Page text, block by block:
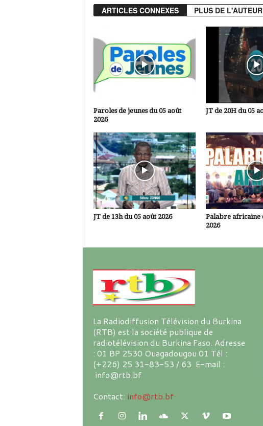
ARTICLES CONNEXES PLUS DE L'AUTEUR
Paroles de jeunes du 05 août
2026
JT de 20H du 05
JT de 13h du 05 août 2026
Palabre africaine
2026
La Radiodiffusion Télévision du Burkina
(RTB) est la société publique de
radiotélévision du Burkina Faso. Adresse
: 01 BP 2530 Ouagadougou 01 Tél :
(+226) 25 31-83-53 / 63 E-mail :
info@rtb.bf
Contact: info@rtb.bf